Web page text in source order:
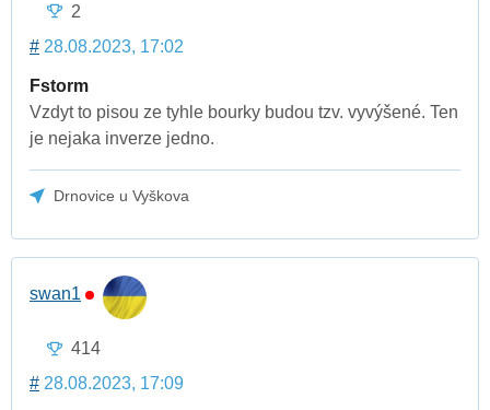
2
# 28.08.2023, 17:02
Fstorm
Vzdyt to pisou ze tyhle bourky budou tzv. vyvýšené. Ten
je nejaka inverze jedno.
Drnovice u Vyškova
swan1
414
# 28.08.2023, 17:09